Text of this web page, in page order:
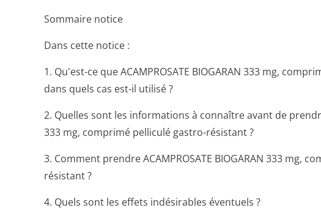
Sommaire notice
Dans cette notice :
1. Qu'est-ce que ACAMPROSATE BIOGARAN 333 mg,
dans quels cas est-il utilisé ?
2. Quelles sont les informations à connaître avant de prendre
333 mg, comprimé pelliculé gastro-résistant ?
3. Comment prendre ACAMPROSATE BIOGARAN 333 mg,
résistant ?
4. Quels sont les effets indésirables éventuels ?